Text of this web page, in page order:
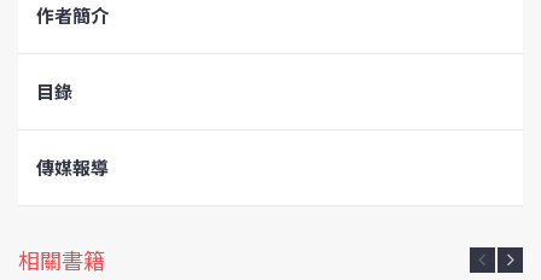
作者簡介
目錄
傳媒報導
相關書籍